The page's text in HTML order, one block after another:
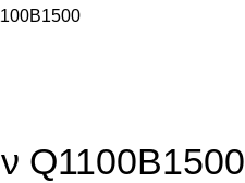
Q1100Β1500